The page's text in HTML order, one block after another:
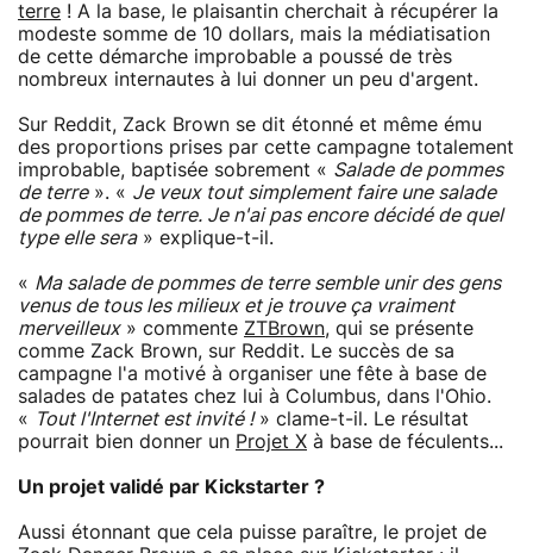
terre ! A la base, le plaisantin cherchait à récupérer la
modeste somme de 10 dollars, mais la médiatisation
de cette démarche improbable a poussé de très
nombreux internautes à lui donner un peu d'argent.
Sur Reddit, Zack Brown se dit étonné et même ému
des proportions prises par cette campagne totalement
improbable, baptisée sobrement « Salade de pommes
de terre». « Je veux tout simplement faire une salade
de pommes de terre. Je n'ai pas encore décidé de quel
type elle sera» explique-t-il.
« Ma salade de pommes de terre semble unir des gens
venus de tous les milieux et je trouve ça vraiment
merveilleux» commente ZTBrown, qui se présente
comme Zack Brown, sur Reddit. Le succès de sa
campagne l'a motivé à organiser une fête à base de
salades de patates chez lui à Columbus, dans l'Ohio.
« Tout l'Internet est invité !» clame-t-il. Le résultat
pourrait bien donner un Projet X à base de féculents...
Un projet validé par Kickstarter ?
Aussi étonnant que cela puisse paraître, le projet de